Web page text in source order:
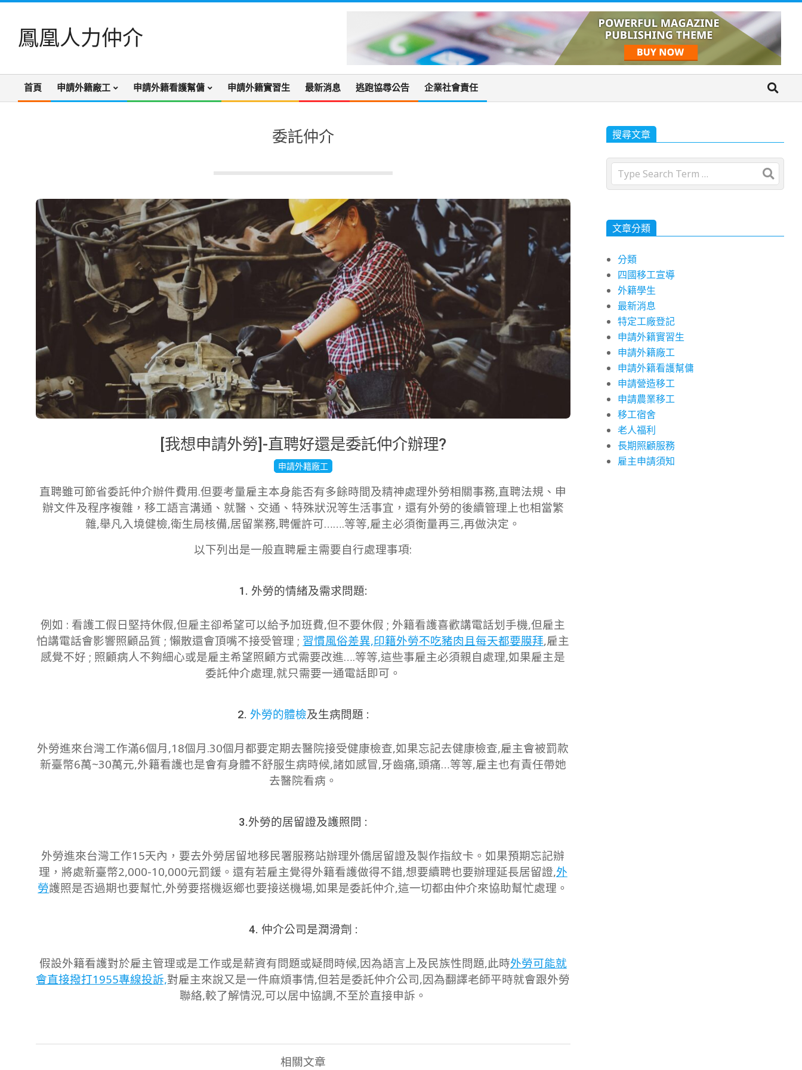
content鳳凰人力仲介
Primary
首頁 申請外籍廠工 申請外籍看護幫傭 申請外籍實習生 最新消息 逃跑協尋公告 企業社會責任
委託仲介
[我想申請外勞]-直聘好還是委託仲介辦理?
29
申請外籍廠工
直聘雖可節省委託仲介辦件費用.但要考量雇主本身能否有多餘時間及精神處理外勞相關事務,直聘法規、申
辦文件及程序複雜，移工語言溝通、就醫、交通、特殊狀況等生活事宜，還有外勞的後續管理上也相當繁
雜,舉凡入境健檢,衛生局核備,居留業務,聘僱許可…….等等,雇主必須衡量再三,再做決定。
以下列出是一般直聘雇主需要自行處理事項:
1. 外勞的情緒及需求問題:
例如 : 看護工假日堅持休假,但雇主卻希望可以給予加班費,但不要休假 ; 外籍看護喜歡講電話划手機,但雇主
怕講電話會影響照顧品質 ; 懶散還會頂嘴不接受管理 ; 習慣風俗差異,印籍外勞不吃豬肉且每天都要膜拜,雇主
感覺不好 ; 照顧病人不夠細心或是雇主希望照顧方式需要改進….等等,這些事雇主必須親自處理,如果雇主是
委託仲介處理,就只需要一通電話即可。
2. 外勞的體檢及生病問題 :
外勞進來台灣工作滿6個月,18個月.30個月都要定期去醫院接受健康檢查,如果忘記去健康檢查,雇主會被罰款
新臺幣6萬~30萬元,外籍看護也是會有身體不舒服生病時候,諸如感冒,牙齒痛,頭痛…等等,雇主也有責任帶她
去醫院看病。
3.外勞的居留證及護照問 :
外勞進來台灣工作15天內，要去外勞居留地移民署服務站辦理外僑居留證及製作指紋卡。如果預期忘記辦
理，將處新臺幣2,000-10,000元罰鍰。還有若雇主覺得外籍看護做得不錯,想要續聘也要辦理延長居留證,外
勞護照是否過期也要幫忙,外勞要搭機返鄉也要接送機場,如果是委託仲介,這一切都由仲介來協助幫忙處理。
4. 仲介公司是潤滑劑 :
假設外籍看護對於雇主管理或是工作或是薪資有問題或疑問時候,因為語言上及民族性問題,此時外勞可能就
會直接撥打1955專線投訴,對雇主來說又是一件麻煩事情,但若是委託仲介公司,因為翻譯老師平時就會跟外勞
聯絡,較了解情況,可以居中協調,不至於直接申訴。
相關文章
搜尋文章
Search
文章分類
分類
四國移工宣導
外籍學生
最新消息
特定工廠登記
申請外籍實習生
申請外籍廠工
申請外籍看護幫傭
申請營造移工
申請農業移工
移工宿舍
老人福利
長期照顧服務
雇主申請須知